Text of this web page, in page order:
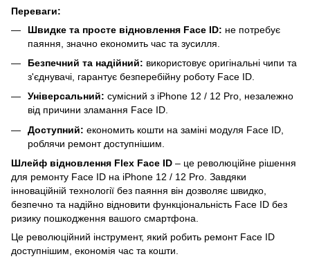
Переваги:
Швидке та просте відновлення Face ID: не потребує
паяння, значно економить час та зусилля.
Безпечний та надійний: використовує оригінальні чипи та
з'єднувачі, гарантує безперебійну роботу Face ID.
Універсальний: сумісний з iPhone 12 / 12 Pro, незалежно
від причини зламання Face ID.
Доступний: економить кошти на заміні модуля Face ID,
роблячи ремонт доступнішим.
Шлейф відновлення Flex Face ID – це революційне рішення
для ремонту Face ID на iPhone 12 / 12 Pro. Завдяки
інноваційній технології без паяння він дозволяє швидко,
безпечно та надійно відновити функціональність Face ID без
ризику пошкодження вашого смартфона.
Це революційний інструмент, який робить ремонт Face ID
доступнішим, економія час та кошти.